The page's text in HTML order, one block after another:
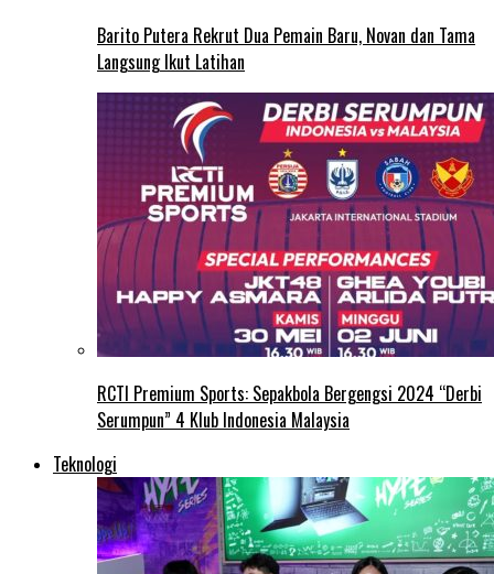
Barito Putera Rekrut Dua Pemain Baru, Novan dan Tama
Langsung Ikut Latihan
RCTI Premium Sports: Sepakbola Bergengsi 2024 “Derbi
Serumpun” 4 Klub Indonesia Malaysia
Teknologi